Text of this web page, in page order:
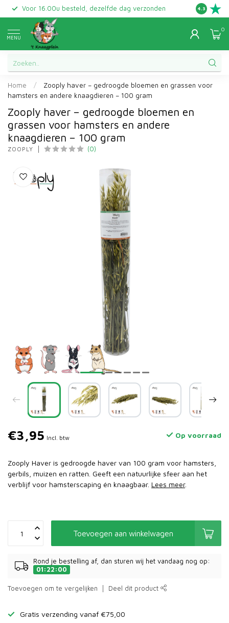
Voor 16.00u besteld, dezelfde dag verzonden Gratis
4.3
MENU
0
Home /
Zooply haver – gedroogde bloemen en grassen voor
hamsters en andere knaagdieren – 100 gram
Zooply haver – gedroogde bloemen en
grassen voor hamsters en andere
knaagdieren – 100 gram
ZOOPLY (0)
€3,95 Incl. btw Op voorraad
Zooply Haver is gedroogde haver van 100 gram voor hamsters,
gerbils, muizen en ratten. Geeft een natuurlijke sfeer aan het
verblijf voor hamsterscaping én knaagbaar. Lees meer.
Toevoegen aan winkelwagen
Rond je bestelling af, dan sturen wij het vandaag nog op:
01:22:00
Toevoegen om te vergelijken Deel dit product
Gratis verzending vanaf €75,00